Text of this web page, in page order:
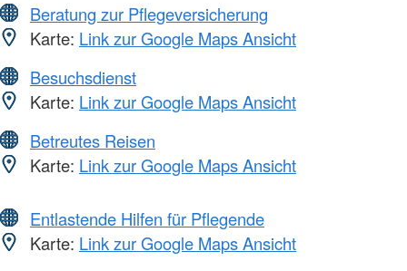
Beratung zur Pflegeversicherung
Karte: Link zur Google Maps Ansicht
Besuchsdienst
Karte: Link zur Google Maps Ansicht
Betreutes Reisen
Karte: Link zur Google Maps Ansicht
Entlastende Hilfen für Pflegende
Karte: Link zur Google Maps Ansicht